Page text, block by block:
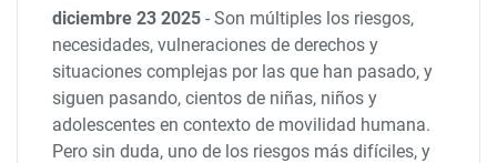
diciembre 23 2025-Son múltiples los riesgos,
necesidades, vulneraciones de derechos y
situaciones complejas por las que han pasado, y
siguen pasando, cientos de niñas, niños y
adolescentes en contexto de movilidad humana.
Pero sin duda, uno de los riesgos más difíciles, y